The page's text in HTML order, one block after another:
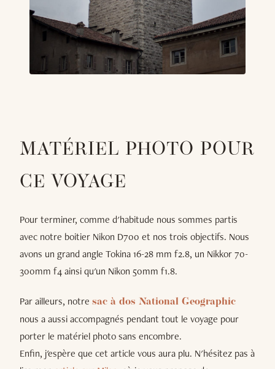
MATÉRIEL PHOTO POUR
CE VOYAGE
Pour terminer, comme d'habitude nous sommes partis
avec notre boitier Nikon D700 et nos trois objectifs. Nous
avons un grand angle Tokina 16-28 mm f2.8, un Nikkor 70-
300mm f4 ainsi qu'un Nikon 50mm f1.8.
Par ailleurs, notre sac à dos National Geographic
nous a aussi accompagnés pendant tout le voyage pour
porter le matériel photo sans encombre.
Enfin, j'espère que cet article vous aura plu. N'hésitez pas à